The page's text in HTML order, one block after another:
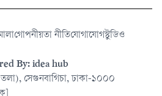
গোপনীয়তা নীতিযোগাযোগস্টুডিও
By: idea hub
সেগুনবাগিচা, ঢাকা-১০০০